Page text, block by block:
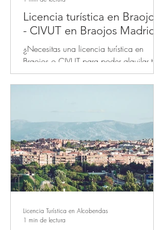
Licencia turística en Braojos
- CIVUT en Braojos Madrid
¿Necesitas una licencia turística en
Braojos o CIVUT para poder alquilar tu
apartamento turístico en plataformas de
alquiler turístico...
Licencia Turística en Alcobendas
1 min de lectura